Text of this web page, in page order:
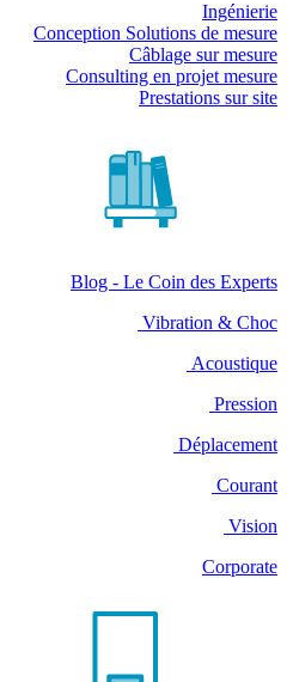
Ingénierie
Conception Solutions de mesure
Câblage sur mesure
Consulting en projet mesure
Prestations sur site
Blog - Le Coin des Experts
Vibration & Choc
Acoustique
Pression
Déplacement
Courant
Vision
Corporate